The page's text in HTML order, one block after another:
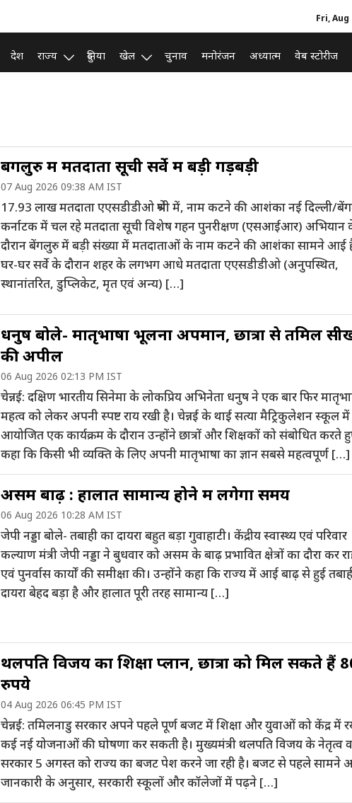
Fri, Aug
देश राज्य दुनिया खेल चुनाव मनोरंजन अध्यात्म वेब स्टोरीज
बेंगलुरु में मतदाता सूची सर्वे में बड़ी गड़बड़ी
07 Aug 2026 09:38 AM IST
17.93 लाख मतदाता एएसडीडीओ श्रेणी में, नाम कटने की आशंका नई दिल्ली/
कर्नाटक में चल रहे मतदाता सूची विशेष गहन पुनरीक्षण (एसआईआर) अभियान
दौरान बेंगलुरु में बड़ी संख्या में मतदाताओं के नाम कटने की आशंका सामने आई
घर-घर सर्वे के दौरान शहर के लगभग आधे मतदाता एएसडीडीओ (अनुपस्थित,
स्थानांतरित, डुप्लिकेट, मृत एवं अन्य) […]
धनुष बोले- मातृभाषा भूलना अपमान, छात्रों से तमिल
की अपील
06 Aug 2026 02:13 PM IST
चेन्नई: दक्षिण भारतीय सिनेमा के लोकप्रिय अभिनेता धनुष ने एक बार फिर
महत्व को लेकर अपनी स्पष्ट राय रखी है। चेन्नई के थाई सत्या मैट्रिकुलेशन स्कूल में
आयोजित एक कार्यक्रम के दौरान उन्होंने छात्रों और शिक्षकों को संबोधित करते
कहा कि किसी भी व्यक्ति के लिए अपनी मातृभाषा का ज्ञान सबसे महत्वपूर्ण […]
असम बाढ़ : हालात सामान्य होने में लगेगा समय
06 Aug 2026 10:28 AM IST
जेपी नड्डा बोले- तबाही का दायरा बहुत बड़ा गुवाहाटी। केंद्रीय स्वास्थ्य एवं परिवार
कल्याण मंत्री जेपी नड्डा ने बुधवार को असम के बाढ़ प्रभावित क्षेत्रों का दौरा कर
एवं पुनर्वास कार्यों की समीक्षा की। उन्होंने कहा कि राज्य में आई बाढ़ से हुई
दायरा बेहद बड़ा है और हालात पूरी तरह सामान्य […]
थलपति विजय का शिक्षा प्लान, छात्रों को मिल सकते हैं
रुपये
04 Aug 2026 06:45 PM IST
चेन्नई: तमिलनाडु सरकार अपने पहले पूर्ण बजट में शिक्षा और युवाओं को केंद्र में
कई नई योजनाओं की घोषणा कर सकती है। मुख्यमंत्री थलपति विजय के नेतृत्व
सरकार 5 अगस्त को राज्य का बजट पेश करने जा रही है। बजट से पहले सामने
जानकारी के अनुसार, सरकारी स्कूलों और कॉलेजों में पढ़ने […]